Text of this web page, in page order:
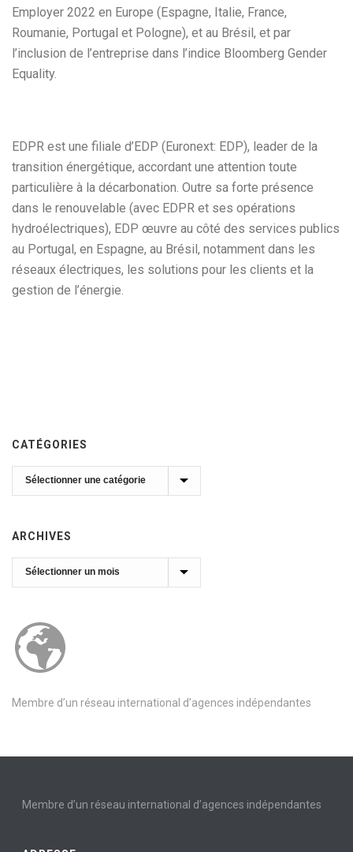
Employer 2022 en Europe (Espagne, Italie, France,
Roumanie, Portugal et Pologne), et au Brésil, et par
l’inclusion de l’entreprise dans l’indice Bloomberg Gender
Equality.
EDPR est une filiale d’EDP (Euronext: EDP), leader de la
transition énergétique, accordant une attention toute
particulière à la décarbonation. Outre sa forte présence
dans le renouvelable (avec EDPR et ses opérations
hydroélectriques), EDP œuvre au côté des services publics
au Portugal, en Espagne, au Brésil, notamment dans les
réseaux électriques, les solutions pour les clients et la
gestion de l’énergie.
CATÉGORIES
Catégories
ARCHIVES
Archives
Membre d’un réseau international d’agences indépendantes
Membre d’un réseau international d’agences indépendantes